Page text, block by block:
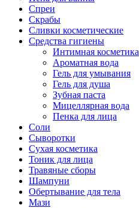
Спреи
Скрабы
Сливки косметические
Средства гигиены
Интимная косметика
Ароматная вода
Гель для умывания
Гель для душа
Зубная паста
Мицеллярная вода
Пенка для лица
Соли
Сыворотки
Сухая косметика
Тоник для лица
Травяные сборы
Шампуни
Обертывание для тела
Мази